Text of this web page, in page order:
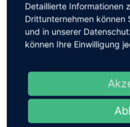
18. April 2015
Detaillierte Informationen
Drittunternehmen können
und in unserer
können Ihre Einwilligung